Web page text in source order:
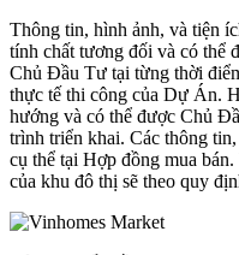
Thông tin, hình ảnh, và tiện
tính chất tương đối và có thể
Chủ Đầu Tư tại từng thời
thực tế thi công của Dự Án.
hướng và có thể được Chủ
trình triển khai. Các thông
cụ thể tại Hợp đồng mua
của khu đô thị sẽ theo quy